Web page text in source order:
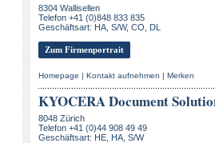
8304 Wallisellen
Telefon +41 (0)848 833 835
Geschäftsart: HA, S/W, CO, DL
Zum Firmenportrait
Homepage | Kontakt aufnehmen | Merken
KYOCERA Document
8048 Zürich
Telefon +41 (0)44 908 49 49
Geschäftsart: HE, HA, S/W